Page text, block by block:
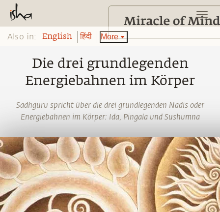
Also in: English हिंदी More
Die drei grundlegenden
Energiebahnen im Körper
Sadhguru spricht über die drei grundlegenden Nadis oder
Energiebahnen im Körper: Ida, Pingala und Sushumna